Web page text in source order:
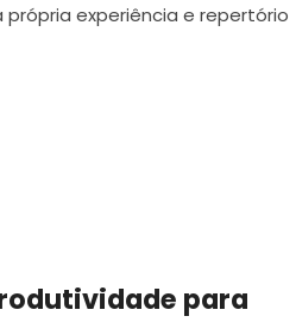
experiência e repertório
para